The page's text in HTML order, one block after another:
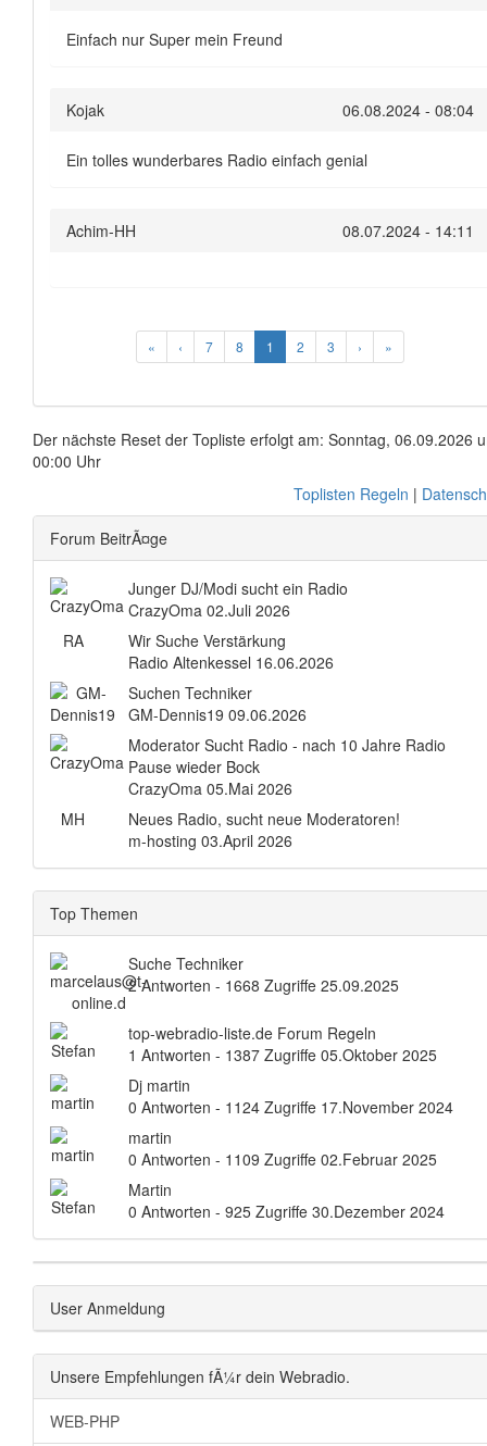
Einfach nur Super mein Freund
Kojak 06.08.2024 - 08:04
Ein tolles wunderbares Radio einfach genial
Achim-HH 08.07.2024 - 14:11
« ‹ 7 8 1 2 3 › »
Der nächste Reset der Topliste erfolgt am: Sonntag, 06.09.2026
00:00 Uhr
Toplisten Regeln |
Forum BeitrÃ¤ge
Junger DJ/Modi sucht ein Radio
CrazyOma02.Juli 2026
RA
Wir Suche Verstärkung
Radio Altenkessel 16.06.2026
Suchen Techniker
GM-Dennis1909.06.2026
Moderator Sucht Radio - nach 10 Jahre Radio
Pause wieder Bock
CrazyOma05.Mai 2026
MH
Neues Radio, sucht neue Moderatoren!
m-hosting03.April 2026
Top Themen
Suche Techniker
2 Antworten - 1668 Zugriffe 25.09.2025
top-webradio-liste.de Forum Regeln
1 Antworten - 1387 Zugriffe 05.Oktober 2025
Dj martin
0 Antworten - 1124 Zugriffe 17.November 2024
martin
0 Antworten - 1109 Zugriffe 02.Februar 2025
Martin
0 Antworten - 925 Zugriffe 30.Dezember 2024
User Anmeldung
Unsere Empfehlungen fÃ¼r dein Webradio.
WEB-PHP